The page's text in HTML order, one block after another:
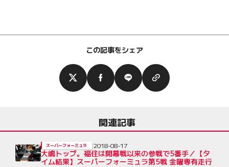
この記事をシェア
関連記事
大嶋トップ。福住は開幕戦以来の参戦で5番手／【タ
イム結果】スーパーフォーミュラ第5戦 金曜専有走行
スーパーフォーミュラ 2018-08-17